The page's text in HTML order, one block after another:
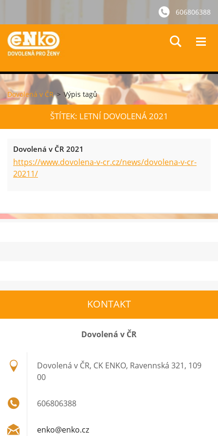
606806388
Dovolená v ČR > Výpis tagů
ŠTÍTEK: LETNÍ DOVOLENÁ 2021
Dovolená v ČR 2021
https://www.dovolena-v-cr.cz/news/dovolena-v-cr-
20211/
KONTAKT
Dovolená v ČR
Dovolená v ČR, CK ENKO, Ravennská 321, 109
00
606806388
enko@enko.cz